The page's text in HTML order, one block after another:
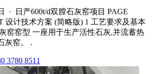
· 日产600t/d双膛石灰窑项目 PAGE
设计技术方案 (简略版) 1 工艺要求及基本
窑窑型 一座用于生产活性石灰,并流蓄热
灰窑。 .
3780 8511